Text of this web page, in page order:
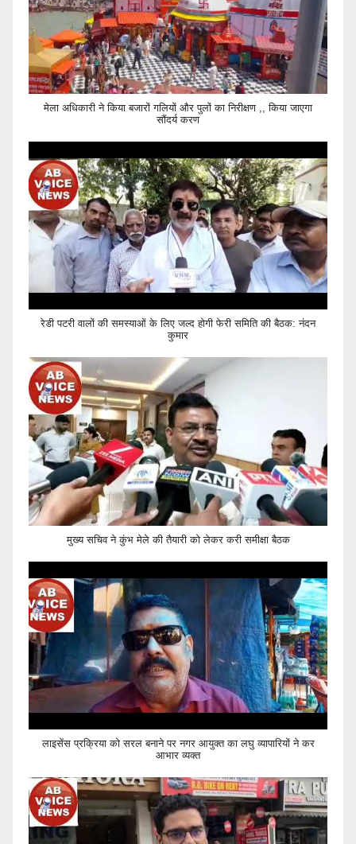
मेला अधिकारी ने किया बजारों गलियों और पुलों का निरीक्षण ,, किया जाएगा
सौंदर्य करण
रेडी पटरी वालों की समस्याओं के लिए जल्द होगी फेरी समिति की बैठक: नंदन
कुमार
मुख्य सचिव ने कुंभ मेले की तैयारी को लेकर करी समीक्षा बैठक
लाइसेंस प्रक्रिया को सरल बनाने पर नगर आयुक्त का लघु व्यापारियों ने कर
आभार व्यक्त